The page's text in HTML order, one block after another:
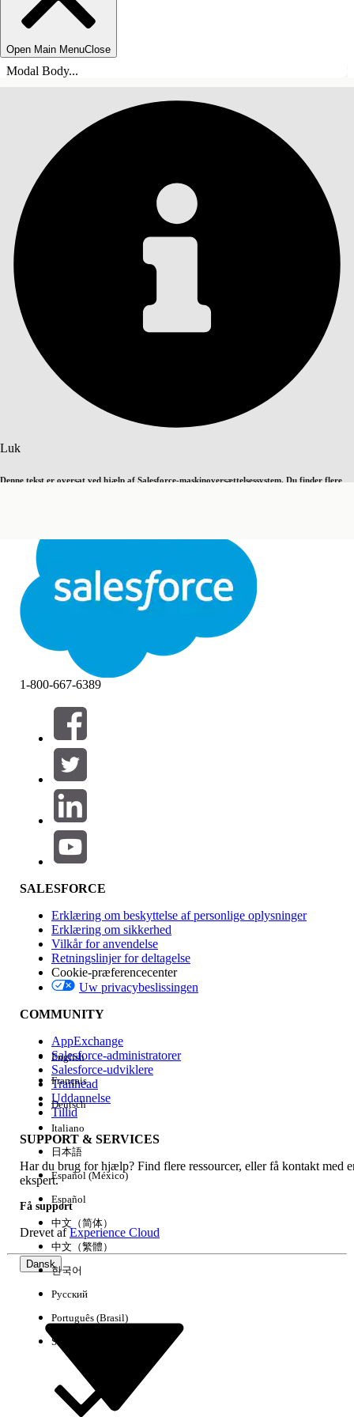
Open Main MenuClose
Modal Body...
Luk
Denne tekst er oversat ved hjælp af Salesforce-maskinoversættelsessystem. Du finder flere
Luk
INDHOLD
Filtrer efter (0)
VÆLG FILTRE
Produktområde
Funktionspåvirkning
Version
Experience
Ryd alle Udført
1-800-667-6389
SALESFORCE
Erklæring om beskyttelse af personlige oplysninger
Erklæring om sikkerhed
Vilkår for anvendelse
Retningslinjer for deltagelse
Cookie-præferencecenter
Uw privacybeslissingen
COMMUNITY
AppExchange
Salesforce-administratorer
Salesforce-udviklere
Trailhead
Uddannelse
Tillid
SUPPORT & SERVICES
Har du brug for hjælp? Find flere ressourcer, eller få kontakt med
ekspert.
Få support
Drevet afExperience Cloud
Dansk
English
Français
Deutsch
Italiano
日本語
Español (México)
Español
中文（简体）
中文（繁體）
한국어
Русский
Português (Brasil)
Suomi